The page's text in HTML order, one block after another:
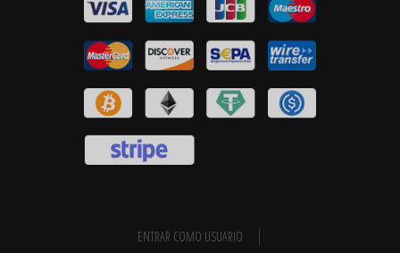
ENTRAR COMO USUARIO